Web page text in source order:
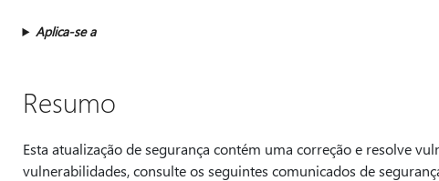
Aplica-se a
Resumo
Esta atualização de segurança contém uma correção e resolve
vulnerabilidades, consulte os seguintes comunicados de